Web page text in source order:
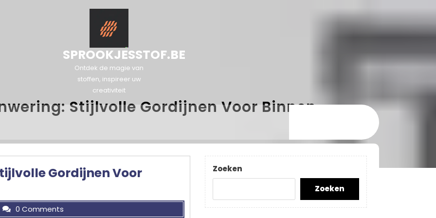
SPROOKJESSTOF.BE
Ontdek de magie van
stoffen, inspireer uw
creativiteit
Stijlvolle Gordijnen Voor Binnen
Gordijnen Voor
0 Comments
Zoeken
Zoeken